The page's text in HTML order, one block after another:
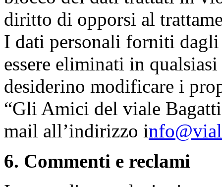
diritto di opporsi al
I dati personali forniti
essere eliminati in
desiderino modificare i
“Gli Amici del viale
mail all’indirizzo i
6. Commenti e reclami